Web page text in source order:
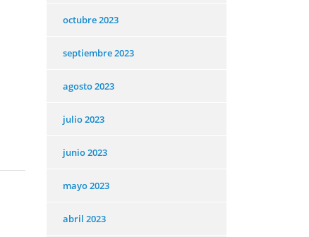
octubre 2023
septiembre 2023
agosto 2023
julio 2023
junio 2023
mayo 2023
abril 2023